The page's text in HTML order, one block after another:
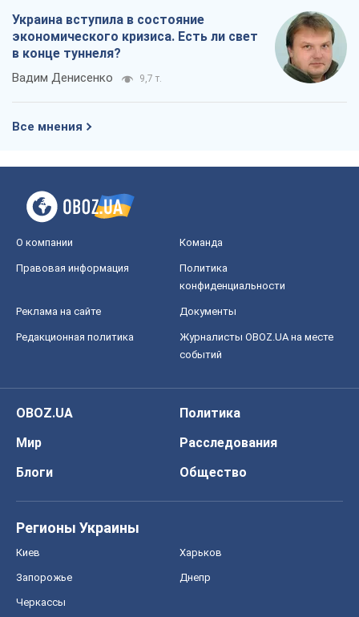
Украина вступила в состояние
экономического кризиса. Есть ли свет
в конце туннеля?
Вадим Денисенко 9,7 т.
Все мнения
О компании Команда
Правовая информация
Политика
конфиденциальности
Реклама на сайте Документы
Редакционная политика
Журналисты OBOZ.UA на месте
событий
OBOZ.UA
Политика
Мир
Расследования
Блоги
Общество
Регионы Украины
Киев Харьков
Запорожье Днепр
Черкассы